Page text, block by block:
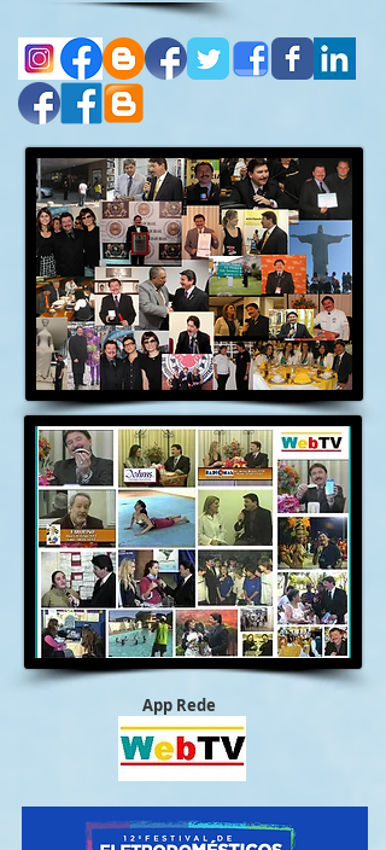
App Rede